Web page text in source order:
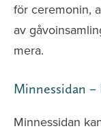
för ceremonin,
av
mera.
Minnessidan
Minnessidan